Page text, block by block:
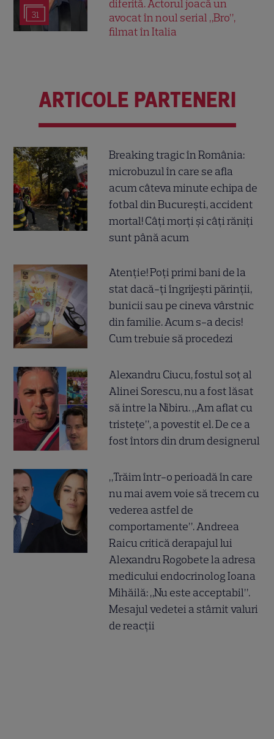
31
diferită. Actorul joacă un
avocat în noul serial „Bro”,
filmat în Italia
ARTICOLE PARTENERI
Breaking tragic în România:
microbuzul în care se afla
acum câteva minute echipa de
fotbal din București, accident
mortal! Câți morți și câți răniți
sunt până acum
Atenție! Poți primi bani de la
stat dacă-ți îngrijești părinții,
bunicii sau pe cineva vârstnic
din familie. Acum s-a decis!
Cum trebuie să procedezi
Alexandru Ciucu, fostul soț al
Alinei Sorescu, nu a fost lăsat
să intre la Nibiru. „Am aflat cu
tristețe”, a povestit el. De ce a
fost întors din drum designerul
„Trăim într-o perioadă în care
nu mai avem voie să trecem cu
vederea astfel de
comportamente”. Andreea
Raicu critică derapajul lui
Alexandru Rogobete la adresa
medicului endocrinolog Ioana
Mihăilă: „Nu este acceptabil”.
Mesajul vedetei a stârnit valuri
de reacții